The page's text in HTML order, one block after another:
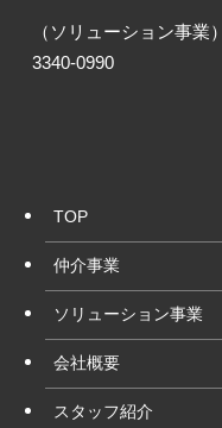
（ソリューション事
3340-0990
TOP
仲介事業
ソリューション事業
会社概要
スタッフ紹介